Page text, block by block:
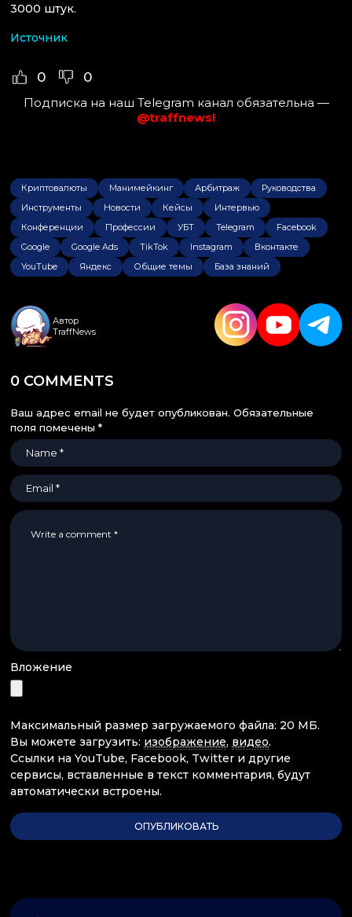
3000 штук.
Источник
0 0
Подписка на наш Telegram канал обязательна —
@traffnews!
Криптовалюты Манимейкинг Арбитраж
Руководства
Инструменты
Новости Кейсы
Интервью
Конференции
Профессии УБТ Telegram
Facebook
Google
Google Ads TikTok Instagram
Вконтакте
YouTube
Яндекс Общие темы База знаний
Автор
TraffNews
0 COMMENTS
Ваш адрес email не будет опубликован. Обязательные
поля помечены *
Вложение
Максимальный размер загружаемого файла: 20 МБ.
Вы можете загрузить: изображение, видео.
Ссылки на YouTube, Facebook, Twitter и другие
сервисы, вставленные в текст комментария, будут
автоматически встроены.